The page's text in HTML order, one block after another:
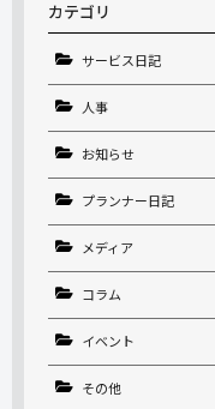
カテゴリ
サービス日記
人事
お知らせ
プランナー日記
メディア
コラム
イベント
その他